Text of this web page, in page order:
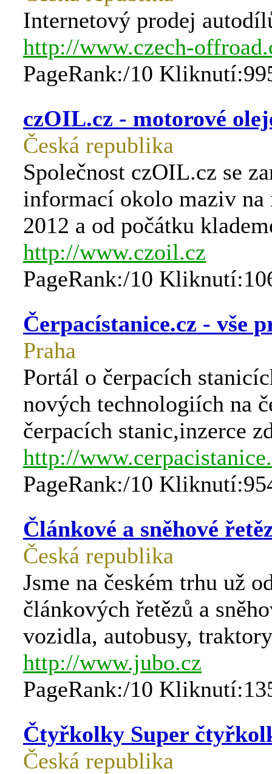
Internetový prodej
http://www.czech-
PageRank:/10
czOIL.cz - motorové
Česká republika
Společnost czOIL.cz se
informací okolo maziv na
2012 a od počátku
http://www.czoil.cz
PageRank:/10
Čerpacístanice.cz - vše
Praha
Portál o čerpacích
nových technologiích na
čerpacích stanic,inzerce
http://
PageRank:/10
Článkové a sněhové
Česká republika
Jsme na českém trhu už
článkových řetězů a
vozidla, autobusy,
http://www.jubo.cz
PageRank:/10
Čtyřkolky Super
Česká republika